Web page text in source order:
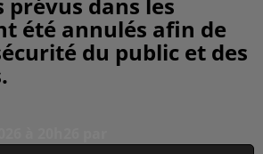
été annulés afin de
du public et des